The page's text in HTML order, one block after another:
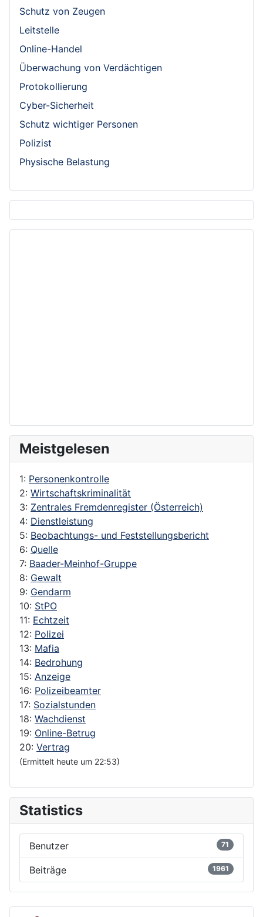
Schutz von Zeugen
Leitstelle
Online-Handel
Überwachung von Verdächtigen
Protokollierung
Cyber-Sicherheit
Schutz wichtiger Personen
Polizist
Physische Belastung
Meistgelesen
1: Personenkontrolle
2: Wirtschaftskriminalität
3: Zentrales Fremdenregister (Österreich)
4: Dienstleistung
5: Beobachtungs- und Feststellungsbericht
6: Quelle
7: Baader-Meinhof-Gruppe
8: Gewalt
9: Gendarm
10: StPO
11: Echtzeit
12: Polizei
13: Mafia
14: Bedrohung
15: Anzeige
16: Polizeibeamter
17: Sozialstunden
18: Wachdienst
19: Online-Betrug
20: Vertrag
(Ermittelt heute um 22:53)
Statistics
Benutzer 71
Beiträge 1961